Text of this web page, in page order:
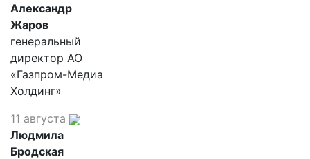
Александр
Жаров
генеральный
директор АО
«Газпром-Медиа
Холдинг»
11 августа
Людмила
Бродская